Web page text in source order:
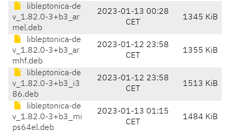
libleptonica-de
v_1.82.0-3+b3_ar
mel.deb
2023-01-13 00:28
CET
1345 KiB
libleptonica-de
v_1.82.0-3+b3_ar
mhf.deb
2023-01-12 23:58
CET
1355 KiB
libleptonica-de
v_1.82.0-3+b3_i3
86.deb
2023-01-12 23:58
CET
1513 KiB
libleptonica-de
v_1.82.0-3+b3_mi
ps64el.deb
2023-01-13 01:15
CET
1484 KiB